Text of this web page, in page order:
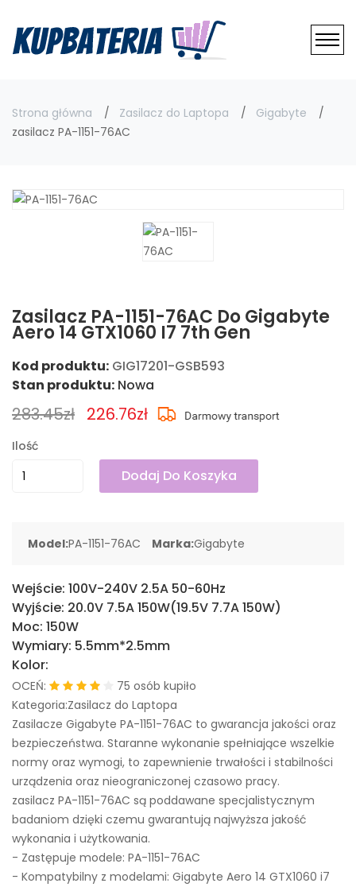
Strona główna Zasilacz do Laptopa
Gigabyte
zasilacz PA-1151-76AC
Zasilacz PA-1151-76AC Do Gigabyte
Aero 14 GTX1060 I7 7th Gen
Kod produktu: GIG17201-GSB593
Stan produktu: Nowa
283.45zł 226.76zł
Ilość
Dodaj Do Koszyka
Model:PA-1151-76AC Marka:Gigabyte
Wejście: 100V-240V 2.5A 50-60Hz
Wyjście: 20.0V 7.5A 150W(19.5V 7.7A 150W)
Moc: 150W
Wymiary: 5.5mm*2.5mm
Kolor:
OCEŃ:
75 osób kupiło
Kategoria:Zasilacz do Laptopa
Zasilacze Gigabyte PA-1151-76AC to gwarancja jakości oraz
bezpieczeństwa. Staranne wykonanie spełniające wszelkie
normy oraz wymogi, to zapewnienie trwałości i stabilności
urządzenia oraz nieograniczonej czasowo pracy.
zasilacz PA-1151-76AC są poddawane specjalistycznym
badaniom dzięki czemu gwarantują najwyższa jakość
wykonania i użytkowania.
- Zastępuje modele: PA-1151-76AC
- Kompatybilny z modelami: Gigabyte Aero 14 GTX1060 i7